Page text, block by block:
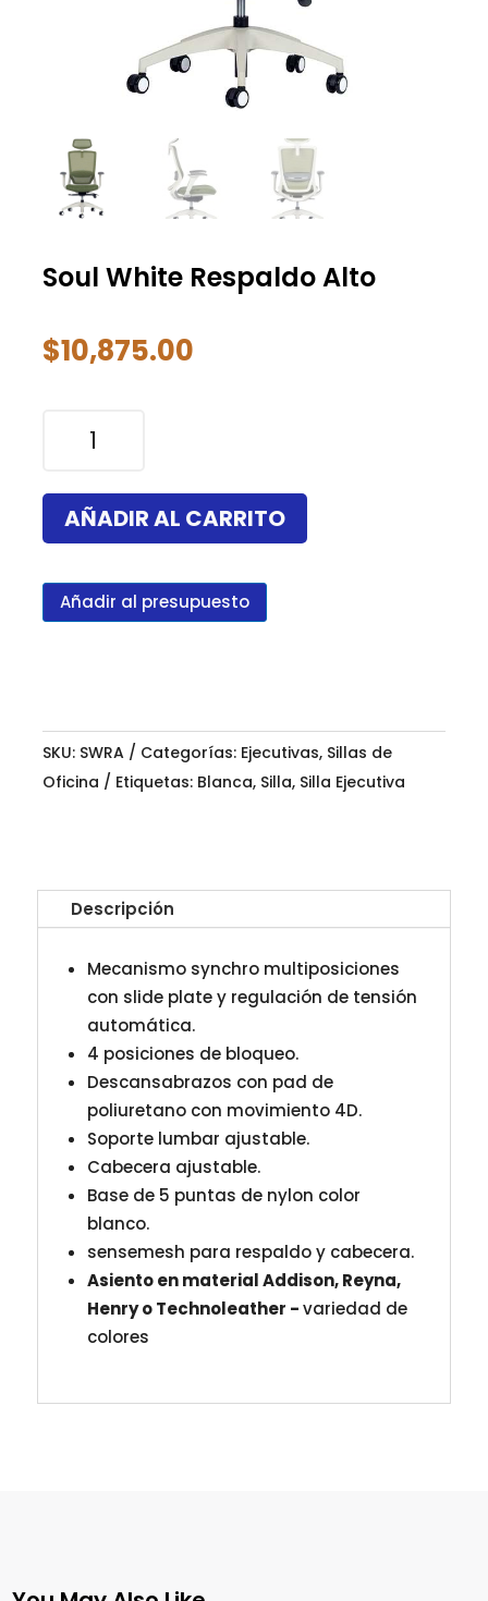
Soul White Respaldo Alto
$10,875.00
Alto
cantidad
AÑADIR AL CARRITO
Añadir al presupuesto
SKU: SWRA Categorías: Ejecutivas, Sillas de
Oficina
Etiquetas: Blanca, Silla, Silla Ejecutiva
Descripción
Mecanismo synchro multiposiciones
con slide plate y regulación de tensión
automática.
4 posiciones de bloqueo.
Descansabrazos con pad de
poliuretano con movimiento 4D.
Soporte lumbar ajustable.
Cabecera ajustable.
Base de 5 puntas de nylon color
blanco.
sensemesh para respaldo y cabecera.
Asiento en material Addison, Reyna,
Henry o Technoleather -variedad de
colores